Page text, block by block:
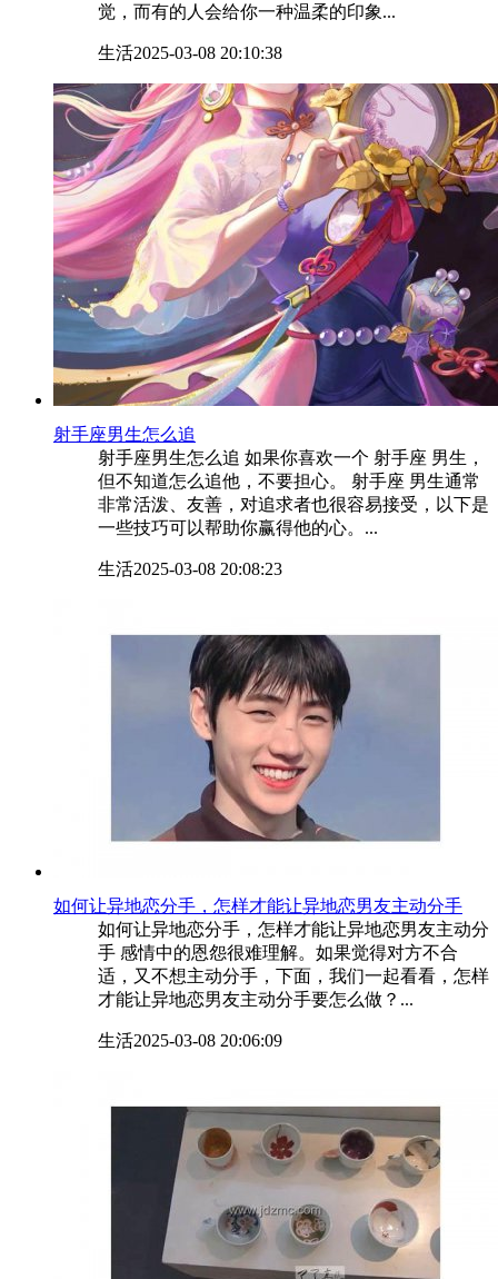
觉，而有的人会给你一种温柔的印象...
生活2025-03-08 20:10:38
​射手座男生怎么追
射手座男生怎么追 如果你喜欢一个 射手座 男生，
但不知道怎么追他，不要担心。 射手座 男生通常
非常活泼、友善，对追求者也很容易接受，以下是
一些技巧可以帮助你赢得他的心。...
生活2025-03-08 20:08:23
​如何让异地恋分手，怎样才能让异地恋男友主动分手
如何让异地恋分手，怎样才能让异地恋男友主动分
手 感情中的恩怨很难理解。如果觉得对方不合
适，又不想主动分手，下面，我们一起看看，怎样
才能让异地恋男友主动分手要怎么做？...
生活2025-03-08 20:06:09